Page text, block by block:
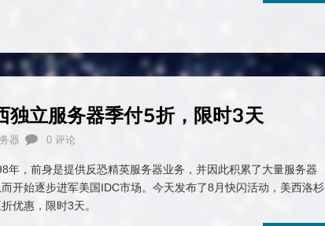
立服务器季付5折，限时3天
器 0 评论
年，前身是提供反恐精英服务器业务，并因此积累了大量服务器
开始逐步进军美国IDC市场。今天发布了8月快闪活动，美西洛杉
优惠，限时3天。